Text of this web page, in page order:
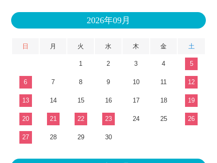
2026年09月
日 月 火 水 木 金 土
1 2 3 4 5
6 7 8 9 10 11 12
13 14 15 16 17 18 19
20 21 22 23 24 25 26
27 28 29 30